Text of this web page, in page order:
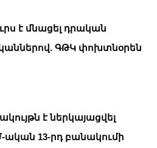
է մնացել դրական
ԳԹԿ փոխտնօրեն
է ներկայացվել
13-րդ բանակումի